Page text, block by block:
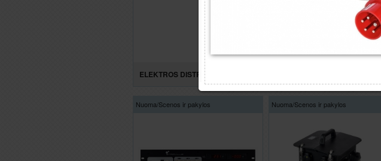
ELEKTROS DISTRIBUTORIUS 16A
Nuoma/Scenos ir pakylos Nuoma/Scenos ir pakylos